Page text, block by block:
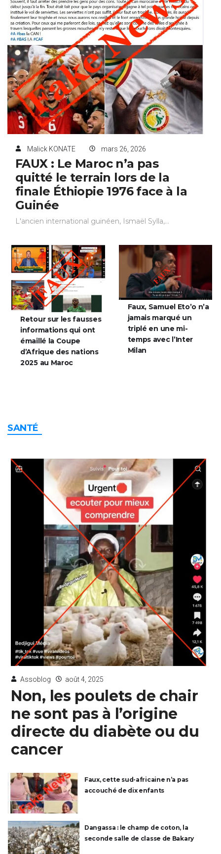
Malick KONATE mars 26, 2026
FAUX : Le Maroc n’a pas
quitté le terrain lors de la
finale Éthiopie 1976 face à la
Guinée
L'ancien international guinéen, Ismaël Sylla,...
Retour sur les fausses
informations qui ont
émaillé la Coupe
d’Afrique des nations
2025 au Maroc
Faux, Samuel Eto’o n’a
jamais marqué un
triplé en une mi-
temps avec l’Inter
Milan
SANTÉ
Assoblog août 4, 2025
Non, les poulets de chair
ne sont pas à l’origine
directe du diabète ou du
cancer
Faux, cette sud-africaine n’a pas
accouché de dix enfants
Dangassa : le champ de coton, la
seconde salle de classe de Bakary